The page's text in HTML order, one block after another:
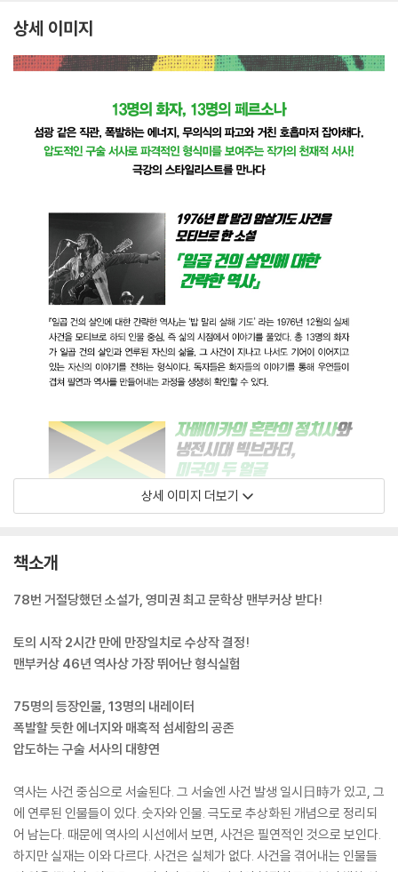
상세 이미지
상세 이미지 더보기
책소개
78번 거절당했던 소설가, 영미권 최고 문학상 맨부커상 받다!
토의 시작 2시간 만에 만장일치로 수상작 결정!
맨부커상 46년 역사상 가장 뛰어난 형식실험
75명의 등장인물, 13명의 내레이터
폭발할 듯한 에너지와 매혹적 섬세함의 공존
압도하는 구술 서사의 대향연
역사는 사건 중심으로 서술된다. 그 서술엔 사건 발생 일시日時가 있고, 그
에 연루된 인물들이 있다. 숫자와 인물. 극도로 추상화된 개념으로 정리되
어 남는다. 때문에 역사의 시선에서 보면, 사건은 필연적인 것으로 보인다.
하지만 실재는 이와 다르다. 사건은 실체가 없다. 사건을 겪어내는 인물들